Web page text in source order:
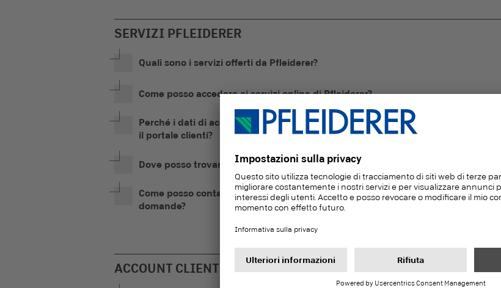
SERVIZI PFLEIDERER
Quali sono i servizi offerti da Pfleiderer?
Come posso accedere ai servizi online di Pfleiderer?
Perché i dati di accesso sono diversi tra il negozio online, il negozio di campioni e
il portale clienti?
Dove posso trovare i miei documenti o le mie pratiche?
Come posso contattare Pfleiderer se ho bisogno di assistenza o ho ulteriori
domande?
ACCOUNT CLIENTE